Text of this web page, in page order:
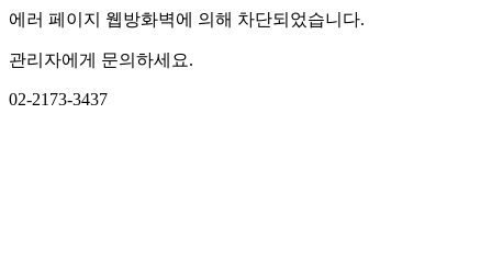
에러 페이지 웹방화벽에 의해 차단되었습니다.
관리자에게 문의하세요.
02-2173-3437